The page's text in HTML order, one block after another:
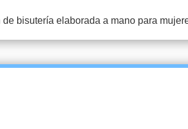
bisutería elaborada a mano para